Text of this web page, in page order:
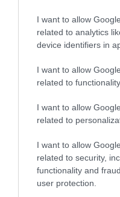
I want to allow
related to analytics
device identifiers in
I want to allow
related to
I want to allow
related to
I want to allow
related to security,
functionality and
user protection.